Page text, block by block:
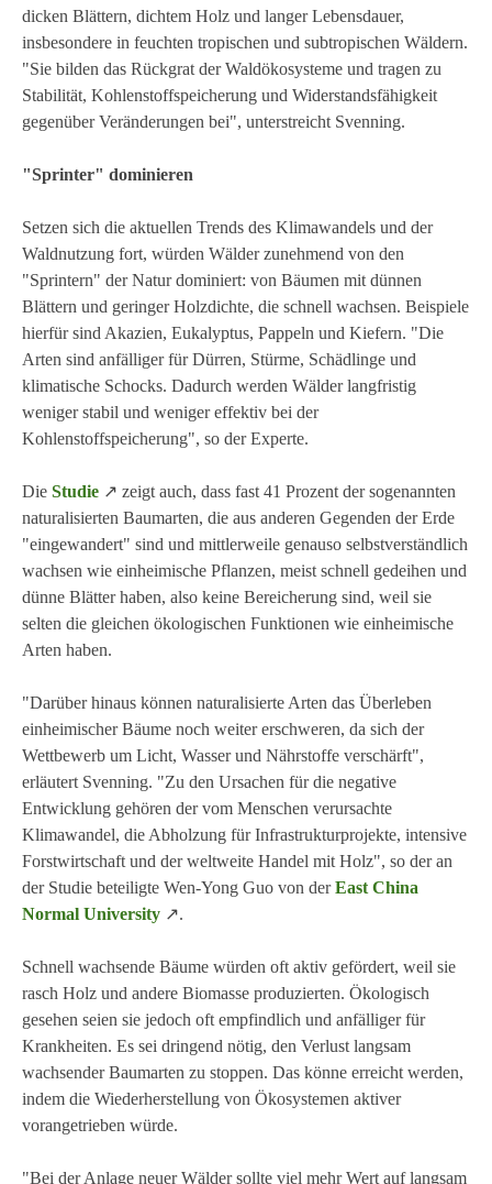
dicken Blättern, dichtem Holz und langer Lebensdauer,
insbesondere in feuchten tropischen und subtropischen Wäldern.
"Sie bilden das Rückgrat der Waldökosysteme und tragen zu
Stabilität, Kohlenstoffspeicherung und Widerstandsfähigkeit
gegenüber Veränderungen bei", unterstreicht Svenning.
"Sprinter" dominieren
Setzen sich die aktuellen Trends des Klimawandels und der
Waldnutzung fort, würden Wälder zunehmend von den
"Sprintern" der Natur dominiert: von Bäumen mit dünnen
Blättern und geringer Holzdichte, die schnell wachsen. Beispiele
hierfür sind Akazien, Eukalyptus, Pappeln und Kiefern. "Die
Arten sind anfälliger für Dürren, Stürme, Schädlinge und
klimatische Schocks. Dadurch werden Wälder langfristig
weniger stabil und weniger effektiv bei der
Kohlenstoffspeicherung", so der Experte.
Die Studie ↗ zeigt auch, dass fast 41 Prozent der sogenannten
naturalisierten Baumarten, die aus anderen Gegenden der Erde
"eingewandert" sind und mittlerweile genauso selbstverständlich
wachsen wie einheimische Pflanzen, meist schnell gedeihen und
dünne Blätter haben, also keine Bereicherung sind, weil sie
selten die gleichen ökologischen Funktionen wie einheimische
Arten haben.
"Darüber hinaus können naturalisierte Arten das Überleben
einheimischer Bäume noch weiter erschweren, da sich der
Wettbewerb um Licht, Wasser und Nährstoffe verschärft",
erläutert Svenning. "Zu den Ursachen für die negative
Entwicklung gehören der vom Menschen verursachte
Klimawandel, die Abholzung für Infrastrukturprojekte, intensive
Forstwirtschaft und der weltweite Handel mit Holz", so der an
der Studie beteiligte Wen-Yong Guo von derEast China
Normal University ↗.
Schnell wachsende Bäume würden oft aktiv gefördert, weil sie
rasch Holz und andere Biomasse produzierten. Ökologisch
gesehen seien sie jedoch oft empfindlich und anfälliger für
Krankheiten. Es sei dringend nötig, den Verlust langsam
wachsender Baumarten zu stoppen. Das könne erreicht werden,
indem die Wiederherstellung von Ökosystemen aktiver
vorangetrieben würde.
"Bei der Anlage neuer Wälder sollte viel mehr Wert auf langsam